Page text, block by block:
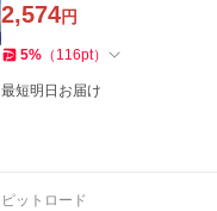
2,574円
5% （ 116pt）
最短明日お届け
ピットロード